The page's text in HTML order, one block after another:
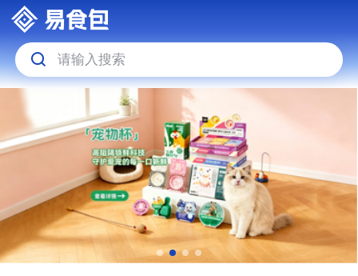
请输入搜索